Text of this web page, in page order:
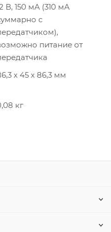
В, 150 мА (310 мА
с
питание от
х 45 х 86,3 мм
кг